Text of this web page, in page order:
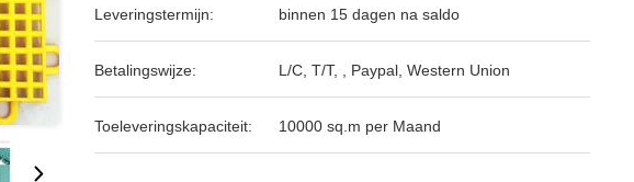
Leveringstermijn: binnen 15 dagen na saldo
Betalingswijze: L/C, T/T, , Paypal, Western Union
Toeleveringskapaciteit: 10000 sq.m per Maand